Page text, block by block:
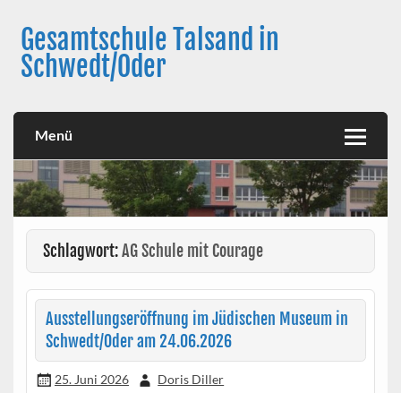
contentGesamtschule Talsand in
Schwedt/Oder
Menü
Schlagwort:AG Schule mit Courage
Ausstellungseröffnung im Jüdischen Museum in
Schwedt/Oder am 24.06.2026
25. Juni 2026 Doris Diller